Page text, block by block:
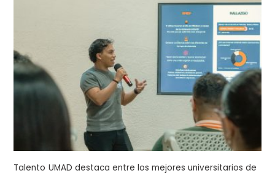
Talento UMAD destaca entre los mejores universitarios de